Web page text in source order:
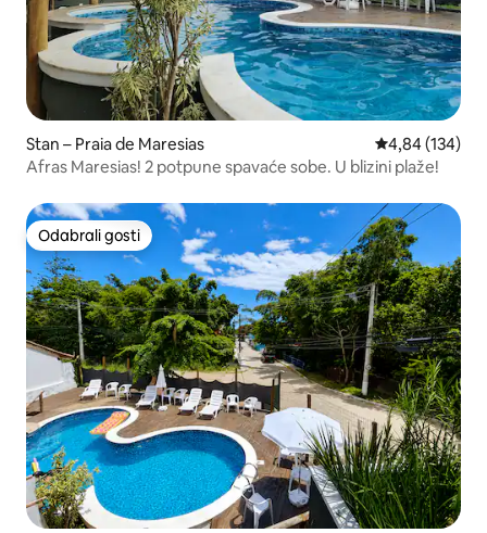
Stan – Praia de Maresias Prosječna
4,84 (134)
Afras Maresias! 2 potpune spavaće sobe. U blizini plaže!
Odabrali gosti
Odabrali gosti